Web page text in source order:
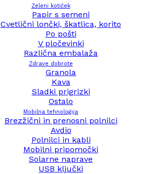
Zeleni kotiček
Papir s semeni
Cvetlični lončki, škatlica, korito
Po pošti
V pločevinki
Različna embalaža
Zdrave dobrote
Granola
Kava
Sladki prigrizki
Ostalo
Mobilna tehnologija
Brezžični in prenosni polnilci
Avdio
Polnilci in kabli
Mobilni pripomočki
Solarne naprave
USB ključki